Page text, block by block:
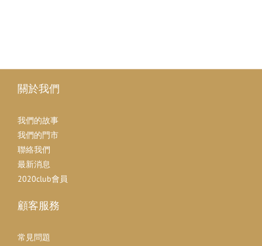
關於我們
我們的故事
我們的門市
聯絡我們
最新消息
2020club會員
顧客服務
常見問題